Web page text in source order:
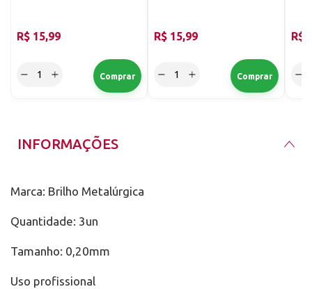
R$ 15,99 R$ 15,99 R$
INFORMAÇÕES
Marca: Brilho Metalúrgica
Quantidade: 3un
Tamanho: 0,20mm
Uso profissional